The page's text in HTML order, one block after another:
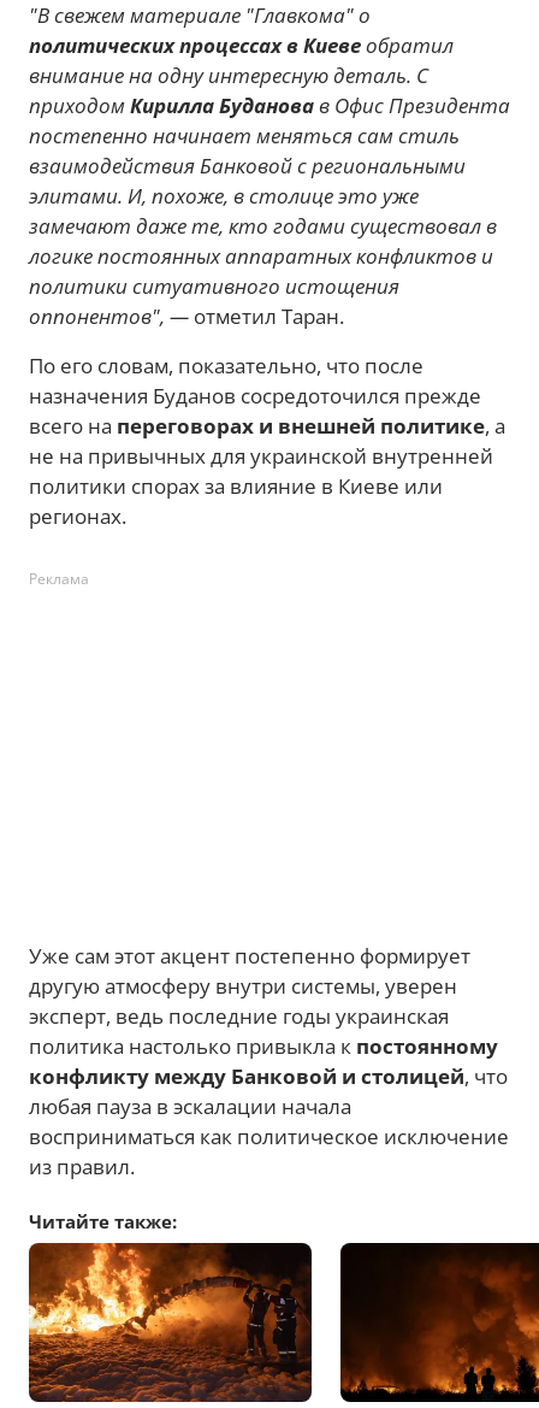
"В свежем материале "Главкома" о
политических процессах в Киевеобратил
внимание на одну интересную деталь. С
приходомКирилла Будановав Офис Президента
постепенно начинает меняться сам стиль
взаимодействия Банковой с региональными
элитами. И, похоже, в столице это уже
замечают даже те, кто годами существовал в
логике постоянных аппаратных конфликтов и
политики ситуативного истощения
оппонентов", — отметил Таран.
По его словам, показательно, что после
назначения Буданов сосредоточился прежде
всего на переговорах и внешней политике, а
не на привычных для украинской внутренней
политики спорах за влияние в Киеве или
регионах.
Реклама
Уже сам этот акцент постепенно формирует
другую атмосферу внутри системы, уверен
эксперт, ведь последние годы украинская
политика настолько привыкла к постоянному
конфликту между Банковой и столицей, что
любая пауза в эскалации начала
восприниматься как политическое исключение
из правил.
Читайте также: